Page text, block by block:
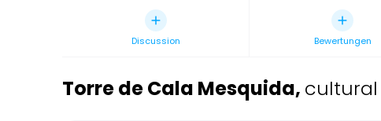
Discussion Bewertungen
Torre de Cala Mesquida, cultural